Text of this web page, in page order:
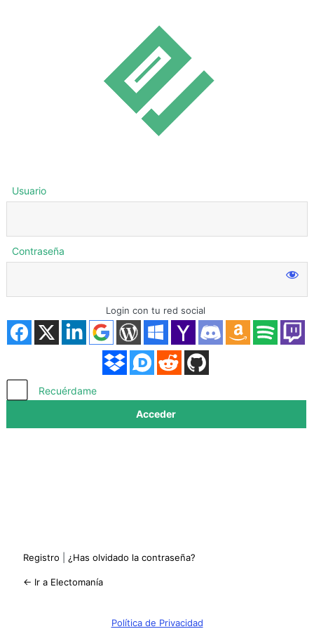
Acceder
Usuario
Contraseña
Login con tu red social
Recuérdame
Registro ¿Has olvidado la contraseña?
← Ir a Electomanía
Política de Privacidad